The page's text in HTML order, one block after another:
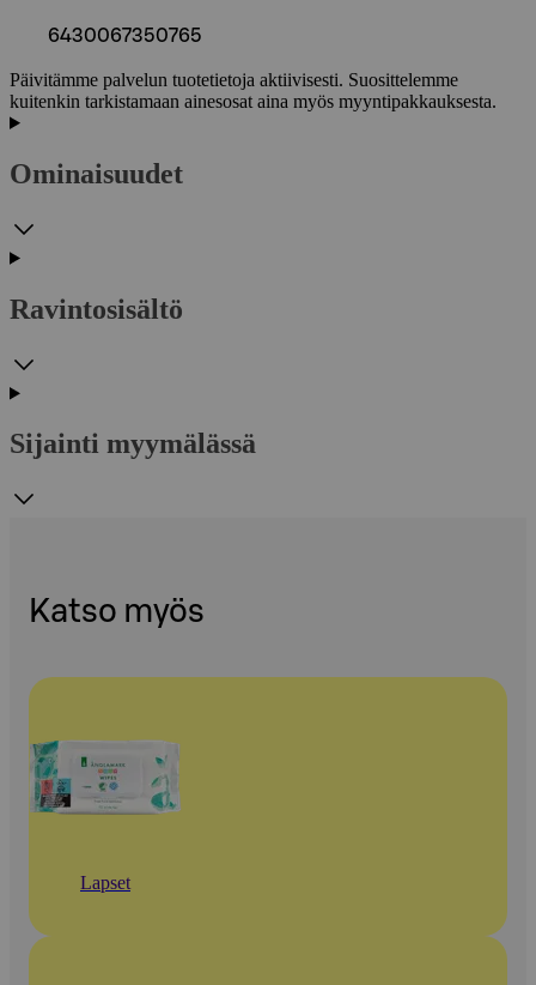
6430067350765
Päivitämme palvelun tuotetietoja aktiivisesti. Suosittelemme
kuitenkin tarkistamaan ainesosat aina myös myyntipakkauksesta.
Ominaisuudet
Ravintosisältö
Sijainti myymälässä
Katso myös
Lapset